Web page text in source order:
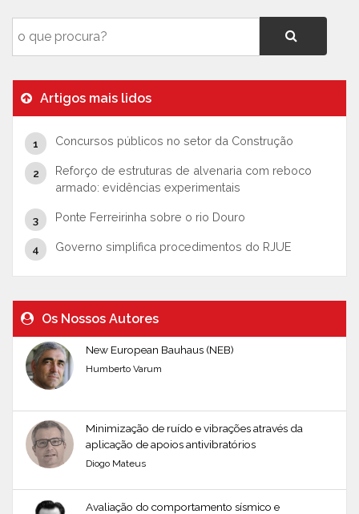
Artigos mais lidos
Concursos públicos no setor da Construção
Reforço de estruturas de alvenaria com reboco
armado: evidências experimentais
Ponte Ferreirinha sobre o rio Douro
Governo simplifica procedimentos do RJUE
Os Nossos Autores
New European Bauhaus (NEB)
Humberto Varum
Minimização de ruído e vibrações através da
aplicação de apoios antivibratórios
Diogo Mateus
Avaliação do comportamento sísmico e